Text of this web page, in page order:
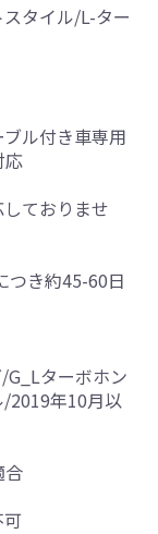
タイル/L-ター
ル付き車専用
応
ておりませ
き約45-60日
G_Lターボホン
2019年10月以
合